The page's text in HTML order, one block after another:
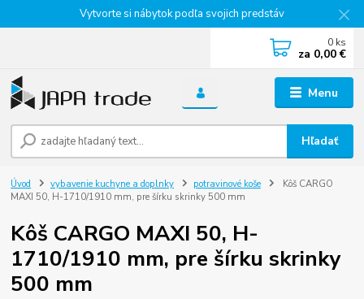
Vytvorte si nábytok podľa svojich predstáv
Menu
Hľadať
0 ks
za 0,00 €
Úvod vybavenie kuchyne a doplnky potravinové koše
Kôš CARGO
MAXI 50, H-1710/1910 mm, pre šírku skrinky 500 mm
Kôš CARGO MAXI 50, H-
1710/1910 mm, pre šírku skrinky
500 mm